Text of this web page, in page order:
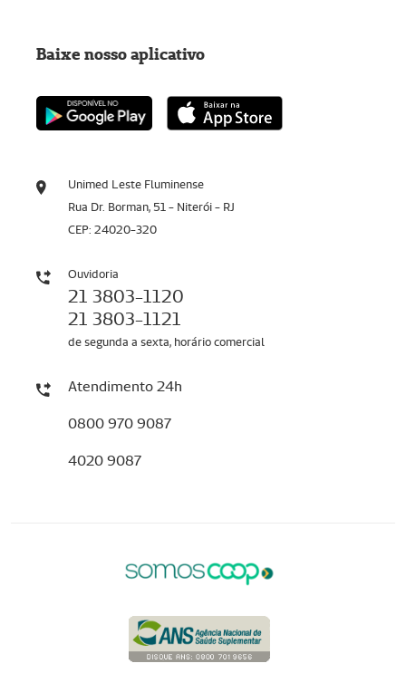
Unimed Leste Fluminense
Rua Dr. Borman, 51 - Niterói - RJ
CEP: 24020-320
Ouvidoria
21 3803-1120
21 3803-1121
de segunda a sexta, horário comercial
Atendimento 24h
0800 970 9087
4020 9087
Baixe nosso aplicativo